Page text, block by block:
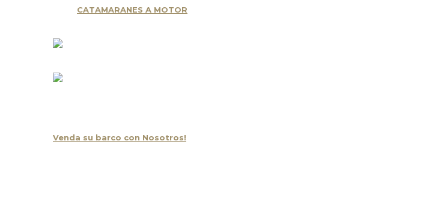
CATAMARANES A MOTOR
Venda su barco con Nosotros!